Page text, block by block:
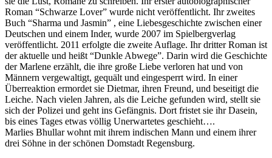
Roman “Schwarze Lover” wurde nicht veröffentlicht. Ihr zweites
Buch “Sharma und Jasmin” , eine Liebesgeschichte zwischen einer
Deutschen und einem Inder, wurde 2007 im Spielbergverlag
veröffentlicht. 2011 erfolgte die zweite Auflage. Ihr dritter Roman ist
der aktuelle und heißt “Dunkle Abwege”. Darin wird die Geschichte
der Marlene erzählt, die ihre große Liebe verloren hat und von
Männern vergewaltigt, gequält und eingesperrt wird. In einer
Überreaktion ermordet sie Dietmar, ihren Freund, und beseitigt die
Leiche. Nach vielen Jahren, als die Leiche gefunden wird, stellt sie
sich der Polizei und geht ins Gefängnis. Dort fristet sie ihr Dasein,
bis eines Tages etwas völlig Unerwartetes geschieht….
Marlies Bhullar wohnt mit ihrem indischen Mann und einem ihrer
drei Söhne in der schönen Domstadt Regensburg.